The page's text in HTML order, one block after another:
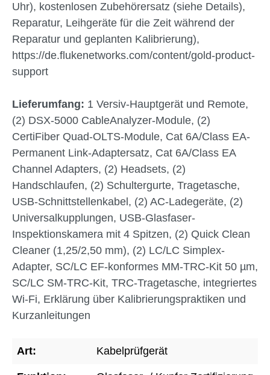
Uhr), kostenlosen Zubehörersatz (siehe Details),
Reparatur, Leihgeräte für die Zeit während der
Reparatur und geplanten Kalibrierung),
https://de.flukenetworks.com/content/gold-product-
support
Lieferumfang: 1 Versiv-Hauptgerät und Remote,
(2) DSX-5000 CableAnalyzer-Module, (2)
CertiFiber Quad-OLTS-Module, Cat 6A/Class EA-
Permanent Link-Adaptersatz, Cat 6A/Class EA
Channel Adapters, (2) Headsets, (2)
Handschlaufen, (2) Schultergurte, Tragetasche,
USB-Schnittstellenkabel, (2) AC-Ladegeräte, (2)
Universalkupplungen, USB-Glasfaser-
Inspektionskamera mit 4 Spitzen, (2) Quick Clean
Cleaner (1,25/2,50 mm), (2) LC/LC Simplex-
Adapter, SC/LC EF-konformes MM-TRC-Kit 50 µm,
SC/LC SM-TRC-Kit, TRC-Tragetasche, integriertes
Wi-Fi, Erklärung über Kalibrierungspraktiken und
Kurzanleitungen
Art: Kabelprüfgerät